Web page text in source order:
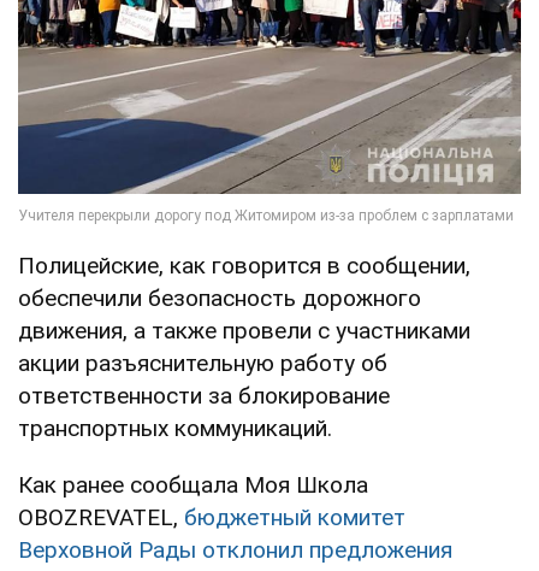
Полицейские, как говорится в сообщении,
обеспечили безопасность дорожного
движения, а также провели с участниками
акции разъяснительную работу об
ответственности за блокирование
транспортных коммуникаций.
Как ранее сообщала Моя Школа
OBOZREVATEL, бюджетный комитет
Верховной Рады отклонил предложения